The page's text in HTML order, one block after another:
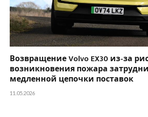
Возвращение Volvo EX30 из-за
возникновения пожара
медленной цепочки поставок
11.05.2026